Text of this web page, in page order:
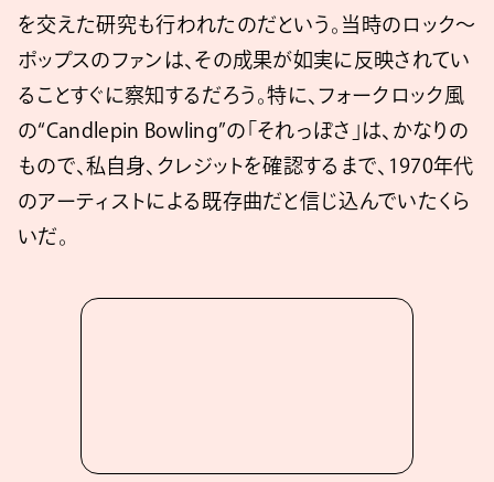
を交えた研究も行われたのだという。当時のロック〜
ポップスのファンは、その成果が如実に反映されてい
ることすぐに察知するだろう。特に、フォークロック風
の“Candlepin Bowling”の「それっぽさ」は、かなりの
もので、私自身、クレジットを確認するまで、1970年代
のアーティストによる既存曲だと信じ込んでいたくら
いだ。